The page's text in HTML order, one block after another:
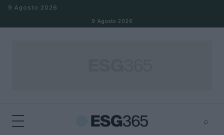
Salta al contenuto
9 Agosto 2026
9 Agosto 2026
⌕